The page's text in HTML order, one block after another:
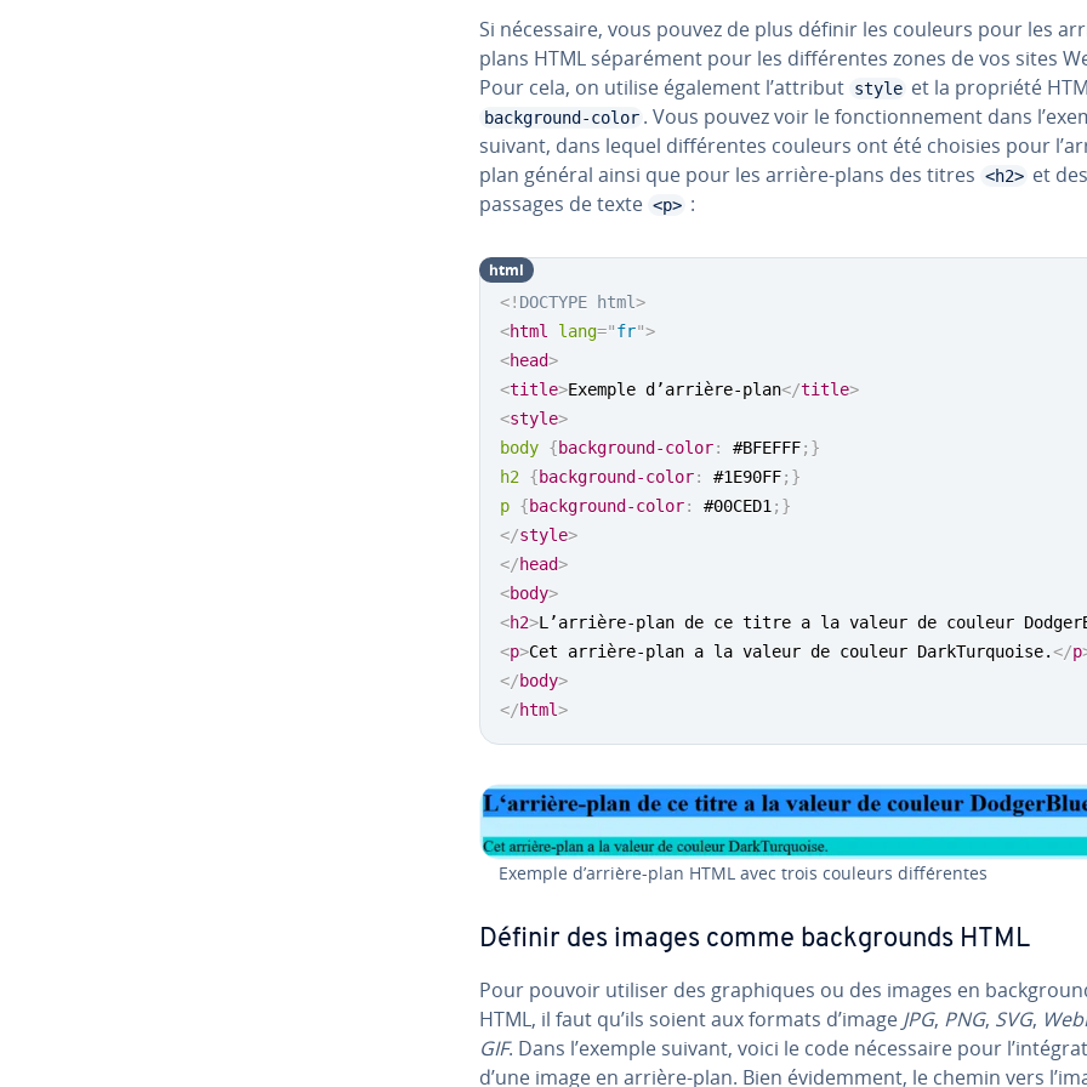
Si né­ces­saire, vous pouvez de plus définir les couleurs pour les
plans HTML sé­pa­ré­ment pour les dif­fé­rentes zones de vos sites
Pour cela, on utilise également l’attribut style et la propriété
background-color . Vous pouvez voir le fonc­tion­ne­ment dans
suivant, dans lequel dif­fé­rentes couleurs ont été choisies pour
plan général ainsi que pour les arrière-plans des titres <h2> et des
passages de texte <p> :
<! DOCTYPE html>
<html lang="fr">
<head>
<title>Exemple d’arrière-plan</title>
<style>
body {background-color: #BFEFFF; }
h2 {background-color: #1E90FF; }
p {background-color: #00CED1; }
</style>
</head>
<body>
<h2>L’arrière-plan de ce titre a la valeur de couleur
<p>Cet arrière-plan a la valeur de couleur DarkTurquoise.</p
</body>
</html>
html
Exemple d’arrière-plan HTML avec trois couleurs dif­fé­rentes
Définir des images comme back­grounds HTML
Pour pouvoir utiliser des gra­phiques ou des images en
HTML, il faut qu’ils soient aux formats d’image JPG, PNG, SVG,
GIF. Dans l’exemple suivant, voici le code né­ces­saire pour
d’une image en arrière-plan. Bien évi­dem­ment, le chemin vers